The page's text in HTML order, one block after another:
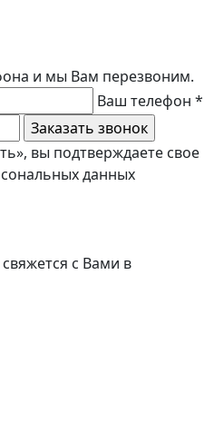
и мы Вам перезвоним.
Ваш телефон *
вы подтверждаете свое
данных
с Вами в